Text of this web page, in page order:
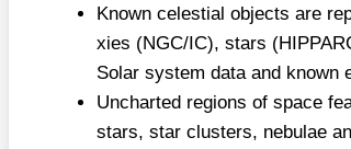
Known celes­ti­al objects are
xies (NGC/​IC), stars
Solar sys­tem data and known
Unchar­ted regi­ons of space
stars, star clus­ters, nebu­lae